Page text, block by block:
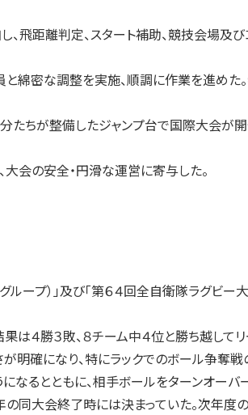
飛距離判定、スタート補助、競技会場及
綿密な調整を実施、順調に作業を進めた
たちが整備したジャンプ台で国際大会が
会の安全・円滑な運営に寄与した。
ープ）」及び「第６４回全自衛隊ラグビー
４勝３敗、８チーム中４位と勝ち越してリ
明確になり、特にラックでのボール争奪
るとともに、相手ボールをターンオーバ
大会終了時には決まっていた。次年度の